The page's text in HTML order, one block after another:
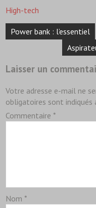
High-tech
Navigation
dePower bank : l’essentiel
Laisser un
Votre adresse e-mail ne
obligatoires sont indiqués
Commentaire*
Nom*